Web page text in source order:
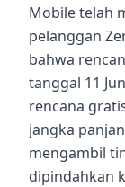
Mobile telah
pelanggan
bahwa
tanggal 11
rencana
jangka
mengambil
dipindahkan